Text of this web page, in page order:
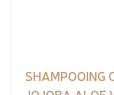
SHAMPOOING